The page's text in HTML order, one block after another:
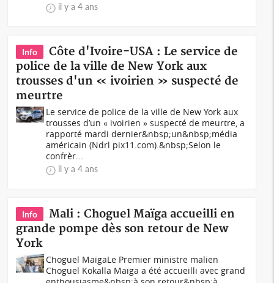
il y a 4 ans
Info
Côte d'Ivoire-USA : Le service de
police de la ville de New York aux
trousses d'un « ivoirien » suspecté de
meurtre
Le service de police de la ville de New York aux
trousses d’un « ivoirien » suspecté de meurtre, a
rapporté mardi dernier&nbsp;un&nbsp;média
américain (Ndrl pix11.com).&nbsp;Selon le
confrèr...
il y a 4 ans
Info
Mali : Choguel Maïga accueilli en
grande pompe dès son retour de New
York
Choguel MaïgaLe Premier ministre malien
Choguel Kokalla Maïga a été accueilli avec grand